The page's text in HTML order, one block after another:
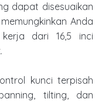
dapat disesuaikan
Anda
kerja dari 16,5 inci
kunci terpisah
tilting, dan